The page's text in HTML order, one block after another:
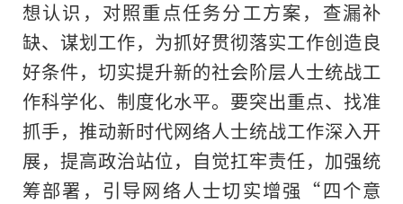
想认识，对照重点任务分工方案，查漏补
缺、谋划工作，为抓好贯彻落实工作创造良
好条件，切实提升新的社会阶层人士统战工
作科学化、制度化水平。要突出重点、找准
抓手，推动新时代网络人士统战工作深入开
展，提高政治站位，自觉扛牢责任，加强统
筹部署，引导网络人士切实增强“四个意